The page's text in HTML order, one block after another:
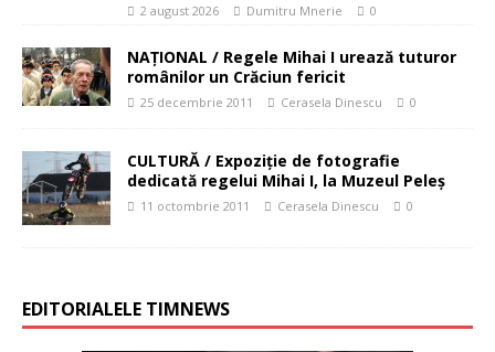
2 august 2026 Dumitru Mnerie 0
NAŢIONAL / Regele Mihai I urează tuturor
românilor un Crăciun fericit
25 decembrie 2011 Cerasela Dinescu 0
CULTURĂ / Expoziţie de fotografie
dedicată regelui Mihai I, la Muzeul Peleş
11 octombrie 2011 Cerasela Dinescu 0
EDITORIALELE TIMNEWS